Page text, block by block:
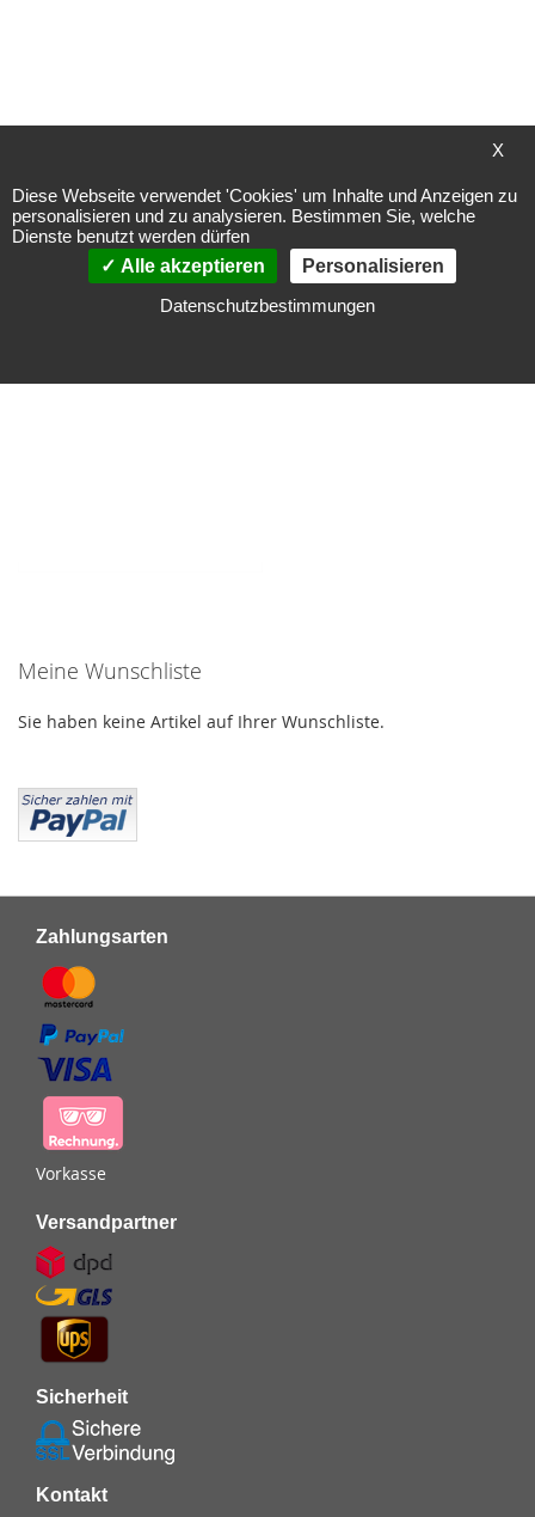
Hekatron LRS 03
Rauchschaltersystem
Bearbeitungszeit
~ 1-2 Arbeitstage
Meine Wunschliste
Sie haben keine Artikel auf Ihrer Wunschliste.
Zahlungsarten
Vorkasse
Versandpartner
Sicherheit
Kontakt
X
Diese Webseite verwendet 'Cookies' um Inhalte und Anzeigen zu
personalisieren und zu analysieren. Bestimmen Sie, welche
Dienste benutzt werden dürfen
Alle akzeptieren
Personalisieren
Datenschutzbestimmungen